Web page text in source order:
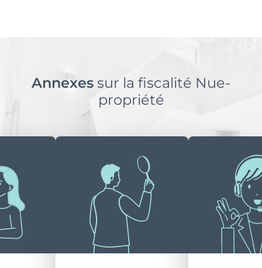
Annexes sur la fiscalité Nue-
propriété